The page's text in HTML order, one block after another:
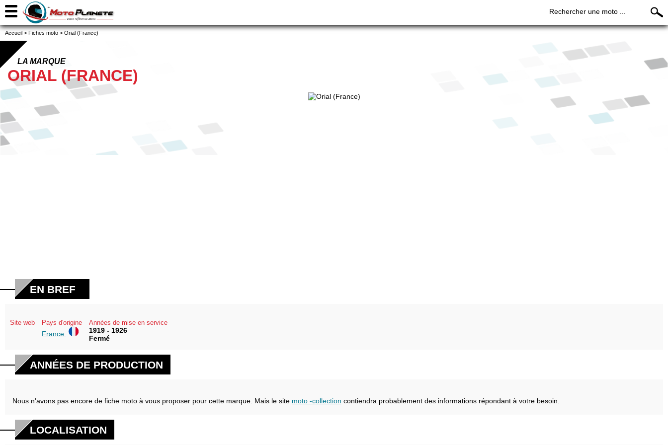
Rechercher une moto ...
Accueil > Fiches moto > Orial (France)
LA MARQUE
ORIAL (FRANCE)
EN BREF
Site web Pays d'origine
France
Années de mise en service
1919 - 1926
Fermé
ANNÉES DE PRODUCTION
Nous n'avons pas encore de fiche moto à vous proposer pour cette marque. Mais le site moto -collection contiendra probablement des informations répondant à votre besoin.
LOCALISATION